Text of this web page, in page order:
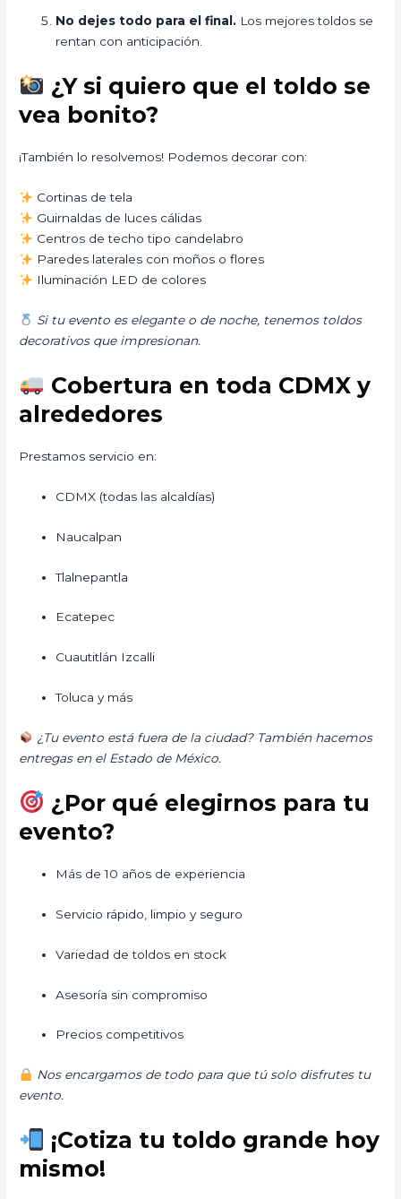
No dejes todo para el final. Los mejores toldos se
rentan con anticipación.
¿Y si quiero que el toldo se
vea bonito?
¡También lo resolvemos! Podemos decorar con:
Cortinas de tela
Guirnaldas de luces cálidas
Centros de techo tipo candelabro
Paredes laterales con moños o flores
Iluminación LED de colores
Si tu evento es elegante o de noche, tenemos toldos
decorativos que impresionan.
Cobertura en toda CDMX y
alrededores
Prestamos servicio en:
CDMX (todas las alcaldías)
Naucalpan
Tlalnepantla
Ecatepec
Cuautitlán Izcalli
Toluca y más
¿Tu evento está fuera de la ciudad? También hacemos
entregas en el Estado de México.
¿Por qué elegirnos para tu
evento?
Más de 10 años de experiencia
Servicio rápido, limpio y seguro
Variedad de toldos en stock
Asesoría sin compromiso
Precios competitivos
Nos encargamos de todo para que tú solo disfrutes tu
evento.
¡Cotiza tu toldo grande hoy
mismo!